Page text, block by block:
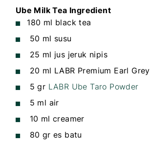
Ube Milk Tea Ingredient
180 ml black tea
50 ml susu
25 ml jus jeruk nipis
20 ml LABR Premium Earl Grey
5 gr LABR Ube Taro Powder
5 ml air
10 ml creamer
80 gr es batu